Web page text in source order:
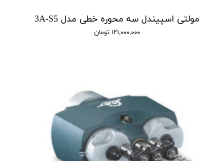
مولتی اسپیندل سه محوره خطی مدل 3A-S5
۱۲۱,۰۰۰,۰۰۰ تومان